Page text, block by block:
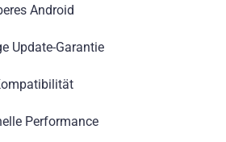
Android
Update-Garantie
Performance